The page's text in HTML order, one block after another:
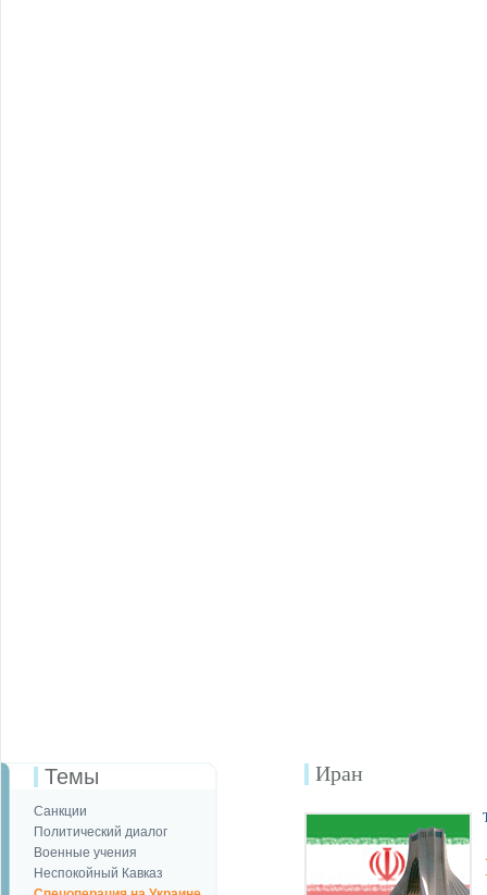
Темы
Санкции
Политический диалог
Военные учения
Неспокойный Кавказ
Иран